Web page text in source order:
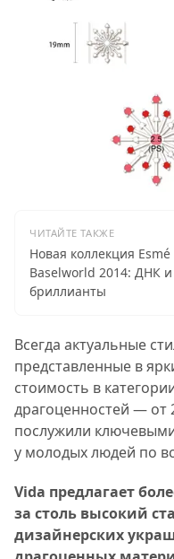
ЧИТАЙТЕ ТАКЖЕ
Новая коллекция Esmé
Baselworld 2014: ДНК и
бриллианты
Всегда актуальные
представленные в
стоимость в
драгоценностей — от
послужили
у молодых людей по
Vida предлагает
за столь высокий
дизайнерских